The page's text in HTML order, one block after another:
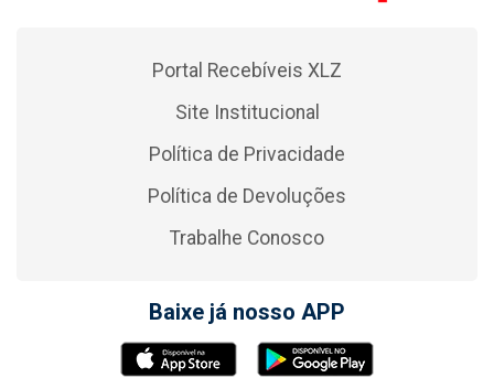
Portal Recebíveis XLZ
Site Institucional
Política de Privacidade
Política de Devoluções
Trabalhe Conosco
Baixe já nosso APP